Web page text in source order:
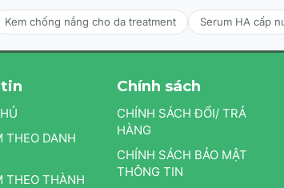
Kem chống nắng cho da treatment Serum HA cấp
THEO DANH
THEO THÀNH
Chính sách
CHÍNH SÁCH ĐỔI/ TRẢ
HÀNG
CHÍNH SÁCH BẢO MẬT
THÔNG TIN